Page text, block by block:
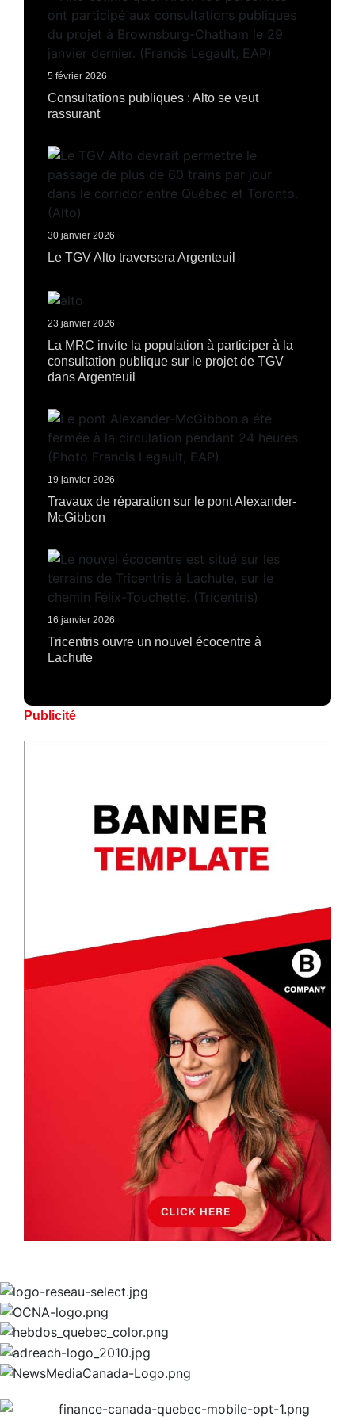
5 février 2026
Consultations publiques : Alto se veut
rassurant
30 janvier 2026
Le TGV Alto traversera Argenteuil
23 janvier 2026
La MRC invite la population à participer à la
consultation publique sur le projet de TGV
dans Argenteuil
19 janvier 2026
Travaux de réparation sur le pont Alexander-
McGibbon
16 janvier 2026
Tricentris ouvre un nouvel écocentre à
Lachute
Publicité